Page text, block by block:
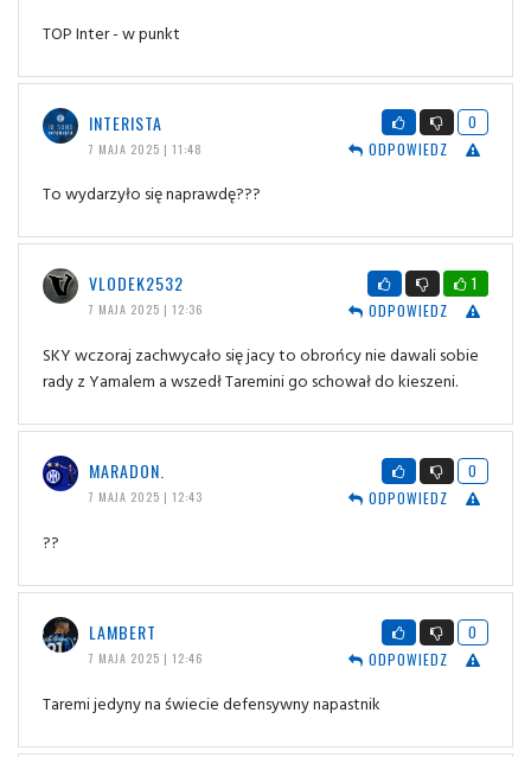
TOP Inter - w punkt
INTERISTA
7 MAJA 2025 | 11:48
0
ODPOWIEDZ
To wydarzyło się naprawdę???
VLODEK2532
7 MAJA 2025 | 12:36
1
ODPOWIEDZ
SKY wczoraj zachwycało się jacy to obrońcy nie dawali sobie
rady z Yamalem a wszedł Taremini go schował do kieszeni.
MARADON.
7 MAJA 2025 | 12:43
0
ODPOWIEDZ
??
LAMBERT
7 MAJA 2025 | 12:46
0
ODPOWIEDZ
Taremi jedyny na świecie defensywny napastnik